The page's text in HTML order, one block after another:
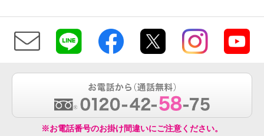
※お電話番号のお掛け間違いにご注意ください。